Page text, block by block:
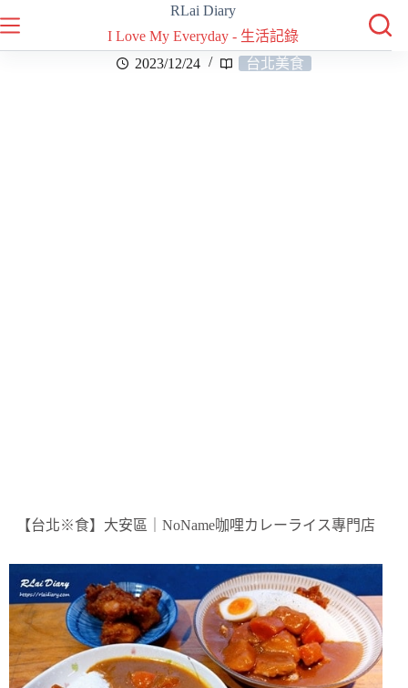
RLai Diary
I Love My Everyday - 生活記錄
2023/12/24
台北美食
【台北※食】大安區｜NoName咖哩カレーライス專門店